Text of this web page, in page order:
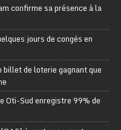
confirme sa présence à la
jours de congés en
de loterie gagnant que
Oti-Sud enregistre 99% de